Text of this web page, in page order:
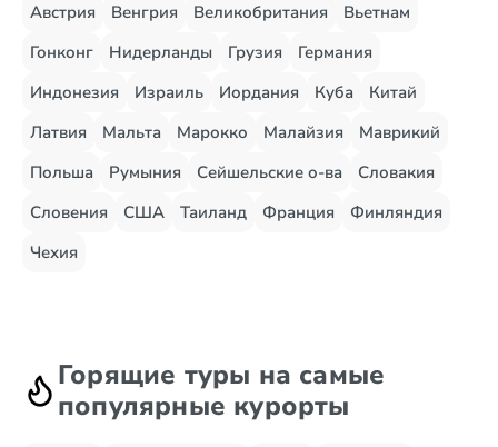
Австрия
Венгрия Великобритания
Вьетнам
Гонконг
Нидерланды Грузия
Германия
Индонезия
Израиль Иордания Куба
Китай
Латвия
Мальта Марокко Малайзия
Маврикий
Польша
Румыния Сейшельские о-ва
Словакия
Словения
США Таиланд Франция
Финляндия
Чехия
Горящие туры на самые
популярные курорты